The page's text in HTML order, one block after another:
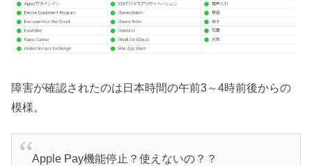
障害が確認されたのは日本時間の午前3～4時前後からの
模様。
Apple Pay機能停止？使えないの？？